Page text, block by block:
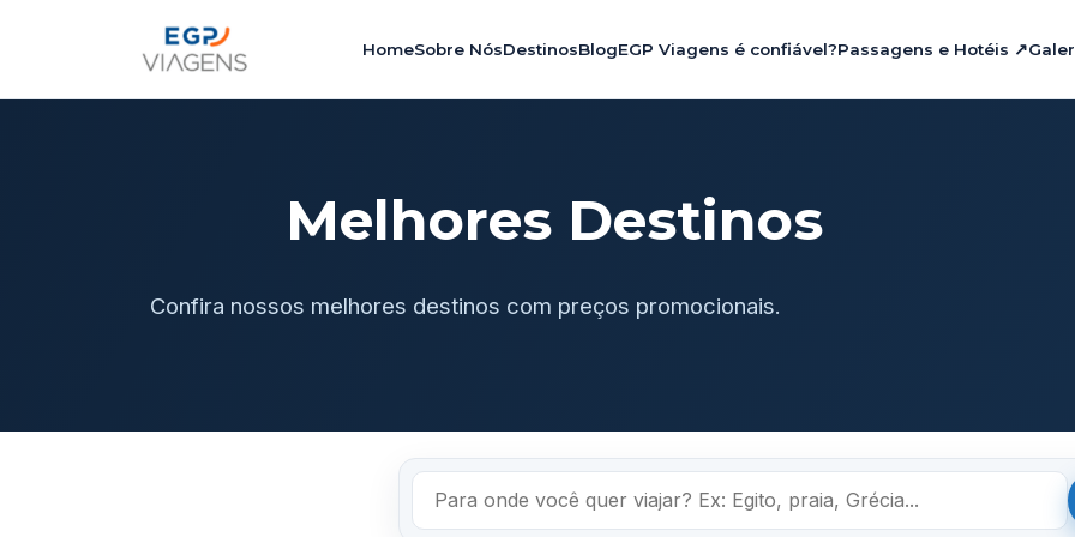
HomeSobre NósDestinosBlogEGP Viagens é confiável?Passagens e Hotéis ↗
Melhores Destinos
Confira nossos melhores destinos com preços promocionais.